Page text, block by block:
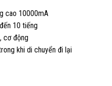
cao 10000mA
10 tiếng
cơ động
khi di chuyển đi lại